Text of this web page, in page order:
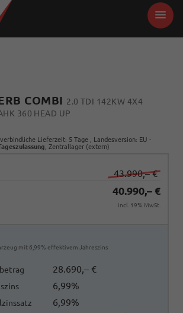
COMBI 2.0 TDI 142KW 4X4
360 HEAD UP
Lieferzeit: 5 Tage , Landesversion: EU -
, Zentrallager (extern)
43.990,– €
40.990,– €
incl. 19% MwSt.
mit 6,99% effektivem Jahreszins
28.690,– €
6,99%
6,99%